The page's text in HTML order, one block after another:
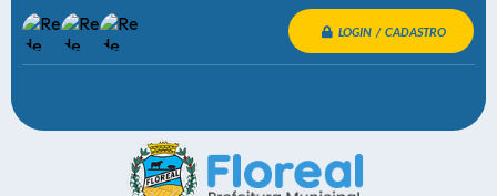
LOGIN / CADASTRO